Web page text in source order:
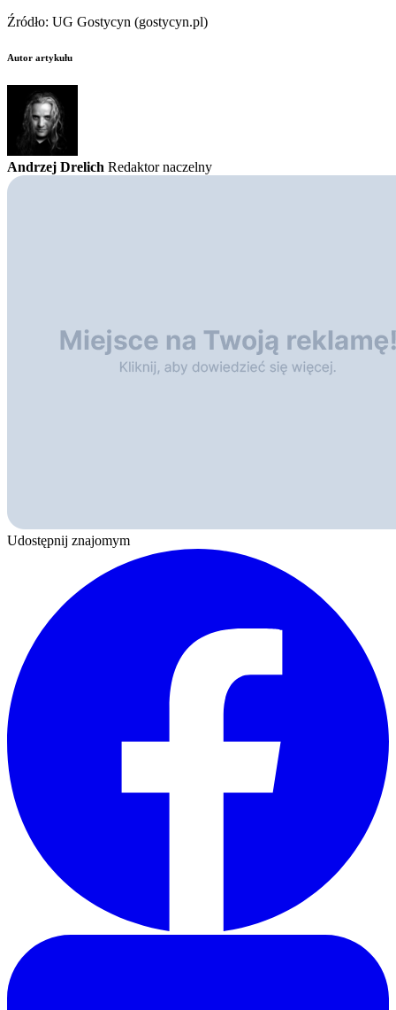
Źródło: UG Gostycyn (gostycyn.pl)
Autor artykułu
Andrzej Drelich Redaktor naczelny
Udostępnij znajomym